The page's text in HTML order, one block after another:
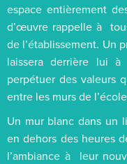
espace entièrement
d’œuvre rappelle à
de l’établissement. Un
laissera derrière lui
perpétuer des valeurs
entre les murs de
Un mur blanc dans un
en dehors des heures
l’ambiance à leur